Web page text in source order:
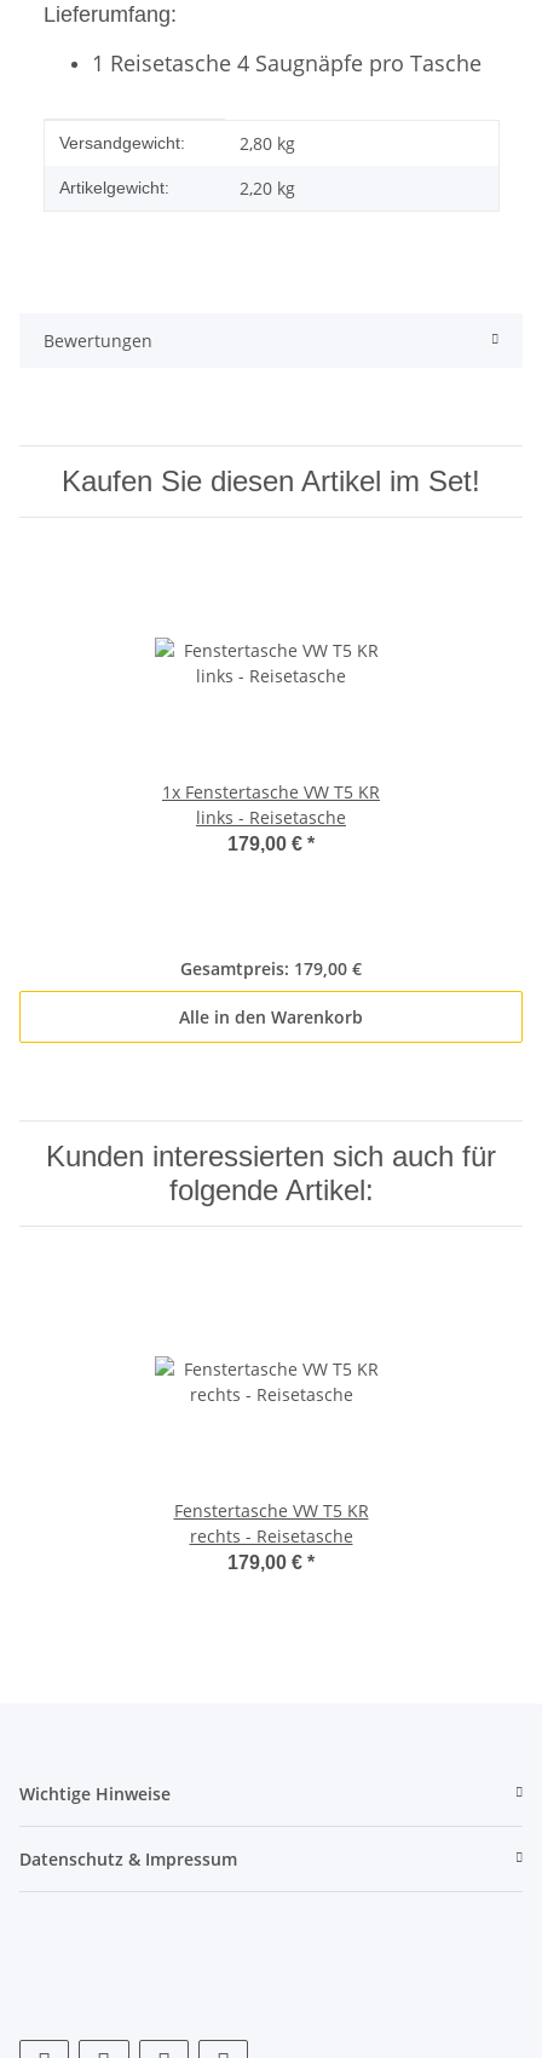
Lieferumfang:
1 Reisetasche 4 Saugnäpfe pro Tasche
Produkteigenschaft
Wert
Versandgewicht: 2,80 kg
Artikelgewicht: 2,20 kg
Bewertungen
Kaufen Sie diesen Artikel im Set!
1x Fenstertasche VW T5 KR
links - Reisetasche
179,00 € *
Gesamtpreis: 179,00 €
Alle in den Warenkorb
Kunden interessierten sich auch für
folgende Artikel:
Fenstertasche VW T5 KR
rechts - Reisetasche
179,00 € *
Wichtige Hinweise
Datenschutz & Impressum